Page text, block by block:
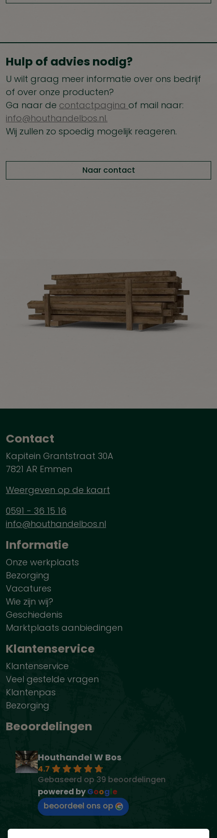
Hulp of advies nodig?
U wilt graag meer informatie over ons bedrijf
of over onze producten?
Ga naar de contactpagina of mail naar:
info@houthandelbos.nl.
Wij zullen zo spoedig mogelijk reageren.
Naar contact
Contact
Kapitein Grantstraat 30A
7821 AR Emmen
Weergeven op de kaart
0591 - 36 15 16
info@houthandelbos.nl
Informatie
Onze werkplaats
Bezorging
Vacatures
Wie zijn wij?
Geschiedenis
Marktplaats aanbiedingen
Klantenservice
Klantenservice
Veel gestelde vragen
Klantenpas
Bezorging
Beoordelingen
Houthandel W Bos
4.7
Gebaseerd op 39 beoordelingen
powered byGoogle
beoordeel ons op